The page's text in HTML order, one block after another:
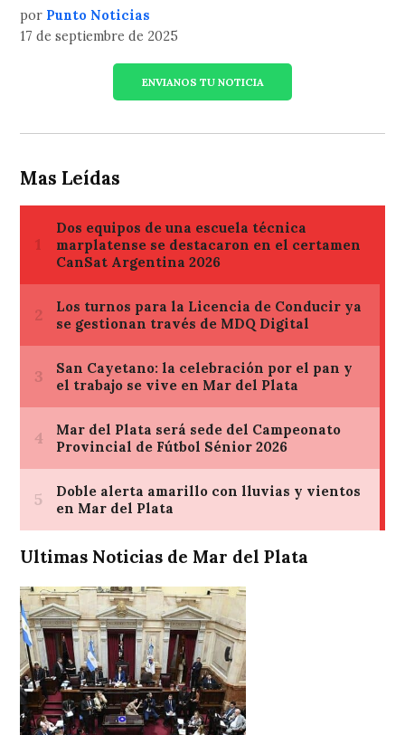
por Punto Noticias
17 de septiembre de 2025
ENVIANOS TU NOTICIA
Mas Leídas
Ultimas Noticias de Mar del Plata